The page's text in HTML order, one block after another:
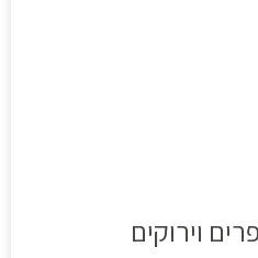
וירוקים